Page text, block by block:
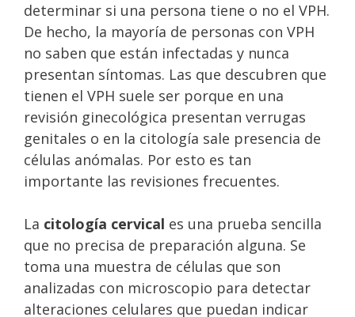
determinar si una persona tiene o no el VPH.
De hecho, la mayoría de personas con VPH
no saben que están infectadas y nunca
presentan síntomas. Las que descubren que
tienen el VPH suele ser porque en una
revisión ginecológica presentan verrugas
genitales o en la citología sale presencia de
células anómalas. Por esto es tan
importante las revisiones frecuentes.
La citología cervical es una prueba sencilla
que no precisa de preparación alguna. Se
toma una muestra de células que son
analizadas con microscopio para detectar
alteraciones celulares que puedan indicar